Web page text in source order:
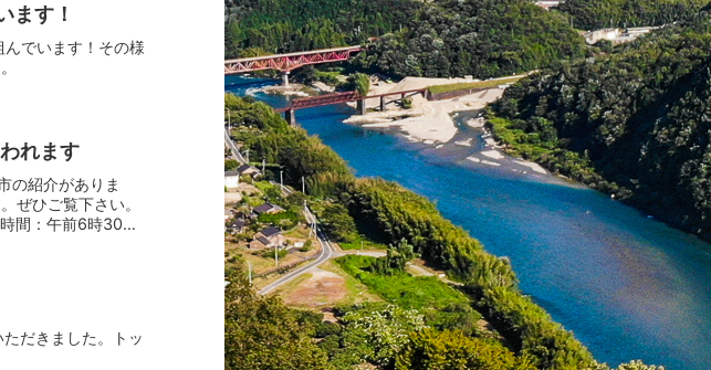
ます！
でいます！その様
れます
の紹介がありま
ぜひご覧下さい。
間：午前6時30
だきました。トッ